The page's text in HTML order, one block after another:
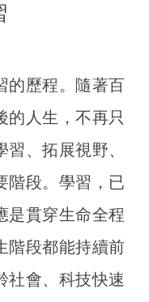
的歷程。隨著百
的人生，不再只
、拓展視野、
階段。學習，已
是貫穿生命全程
階段都能持續前
社會、科技快速